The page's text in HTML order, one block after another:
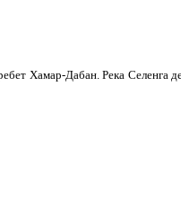
Хамар-Дабан. Река Селенга